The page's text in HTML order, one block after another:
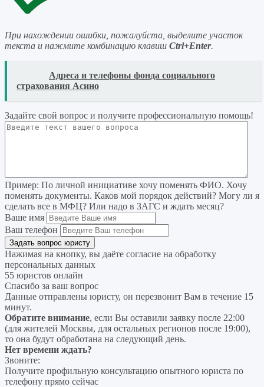
При нахождении ошибки, пожалуйста, выделите участок
текста и нажмите комбинацию клавиш Ctrl+Enter.
Адреса и телефоны фонда социального
страхования Асино
Задайте свой вопрос и получите профессиональную помощь!
Пример: По личной инициативе хочу поменять ФИО. Хочу
поменять документы. Каков мой порядок действий? Могу ли я
сделать все в МФЦ? Или надо в ЗАГС и ждать месяц?
Ваше имя
Ваш телефон
Нажимая на кнопку, вы даёте согласие на обработку
персональных данных
55 юристов онлайн
Спасибо за ваш вопрос
Данные отправлены юристу, он перезвонит Вам в течение 15
минут.
Обратите внимание, если Вы оставили заявку после 22:00
(для жителей Москвы, для остальных регионов после 19:00),
то она будут обработана на следующий день.
Нет времени ждать?
Звоните:
Получите профильную консультацию опытного юриста по
телефону прямо сейчас